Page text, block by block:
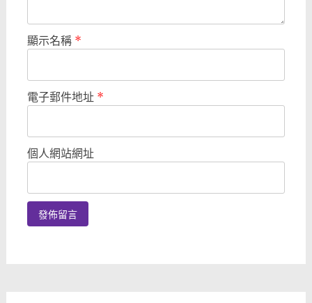
顯示名稱 *
電子郵件地址 *
個人網站網址